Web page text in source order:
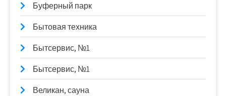
Буферный парк
Бытовая техника
Бытсервис, №1
Бытсервис, №1
Великан, сауна